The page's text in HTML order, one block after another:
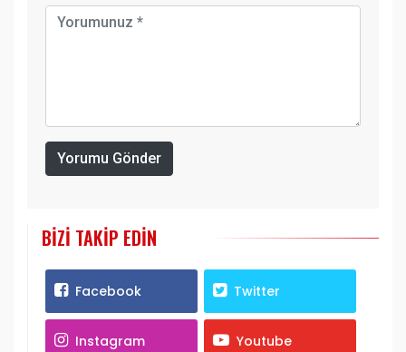
Yorumu Gönder
BIZI TAKIP EDIN
Facebook Twitter
Instagram Youtube